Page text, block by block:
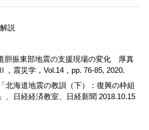
説
胆振東部地震の支援現場の変化 厚真
震災学，Vol.14，pp. 76-85, 2020.
北海道地震の教訓（下）：復興の枠組
、日経経済教室、日経新聞 2018.10.15